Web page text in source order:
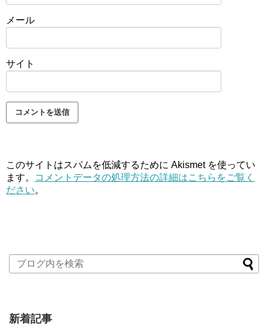
メール
サイト
このサイトはスパムを低減するために Akismet を使ってい
ます。
コメントデータの処理方法の詳細はこちらをご覧く
ださい。
新着記事